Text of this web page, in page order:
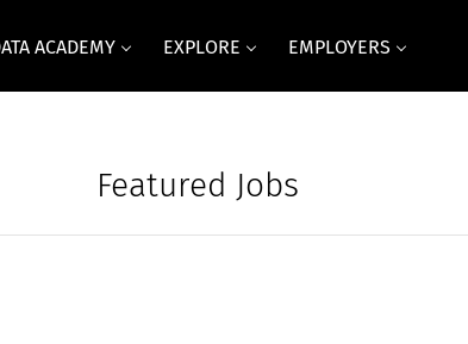
ACADEMY EXPLORE EMPLOYERS
Featured Jobs